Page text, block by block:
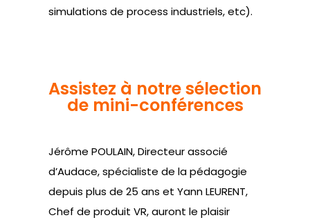
simulations de process industriels, etc).
Assistez à notre sélection
de mini-conférences
Jérôme POULAIN, Directeur associé
d’Audace, spécialiste de la pédagogie
depuis plus de 25 ans et Yann LEURENT,
Chef de produit VR, auront le plaisir